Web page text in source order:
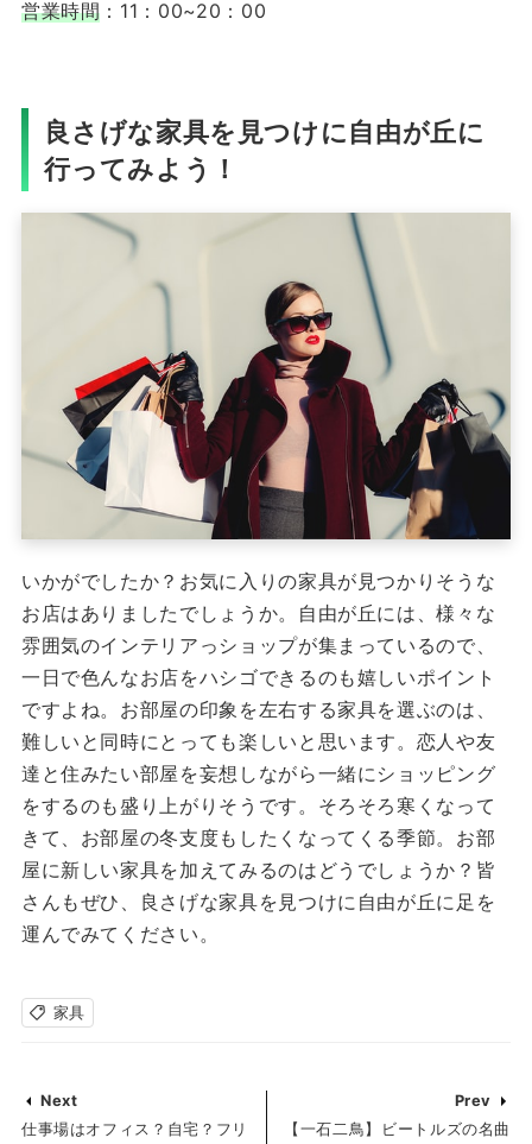
営業時間 ：11：00~20：00
良さげな家具を見つけに自由が丘に
行ってみよう！
いかがでしたか？お気に入りの家具が見つかりそうな
お店はありましたでしょうか。自由が丘には、様々な
雰囲気のインテリアっショップが集まっているので、
一日で色んなお店をハシゴできるのも嬉しいポイント
ですよね。お部屋の印象を左右する家具を選ぶのは、
難しいと同時にとっても楽しいと思います。恋人や友
達と住みたい部屋を妄想しながら一緒にショッピング
をするのも盛り上がりそうです。そろそろ寒くなって
きて、お部屋の冬支度もしたくなってくる季節。お部
屋に新しい家具を加えてみるのはどうでしょうか？皆
さんもぜひ、良さげな家具を見つけに自由が丘に足を
運んでみてください。
家具
Next
仕事場はオフィス？自宅？フリ
Prev
【一石二鳥】ビートルズの名曲